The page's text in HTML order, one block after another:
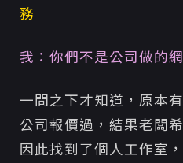
務
我：你們不是公司做的
一問之下才知道，原本
公司報價過，結果老闆
因此找到了個人工作室